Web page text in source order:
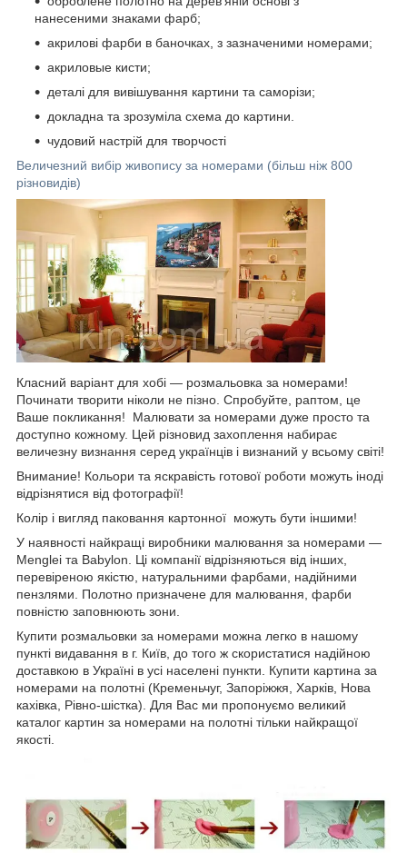
нанесеними знаками фарб;
акрилові фарби в баночках, з зазначеними номерами;
акриловые кисти;
деталі для вивішування картини та саморізи;
докладна та зрозуміла схема до картини.
чудовий настрій для творчості
Величезний вибір живопису за номерами (більш ніж 800
різновидів)
Класний варіант для хобі — розмальовка за номерами!
Починати творити ніколи не пізно. Спробуйте, раптом, це
Ваше покликання! Малювати за номерами дуже просто та
доступно кожному. Цей різновид захоплення набирає
величезну визнання серед українців і визнаний у всьому світі!
Внимание! Кольори та яскравість готової роботи можуть іноді
відрізнятися від фотографії!
Колір і вигляд паковання картонної можуть бути іншими!
У наявності найкращі виробники малювання за номерами —
Menglei та Babylon. Ці компанії відрізняються від інших,
перевіреною якістю, натуральними фарбами, надійними
пензлями. Полотно призначене для малювання, фарби
повністю заповнюють зони.
Купити розмальовки за номерами можна легко в нашому
пункті видавання в г. Київ, до того ж скористатися надійною
доставкою в Україні в усі населені пункти. Купити картина за
номерами на полотні (Кременьчуг, Запоріжжя, Харків, Нова
кахівка, Рівно-шістка). Для Вас ми пропонуємо великий
каталог картин за номерами на полотні тільки найкращої
якості.